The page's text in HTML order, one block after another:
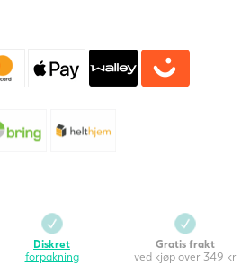
Diskret
forpakning
Gratis frakt
ved kjøp over 349 kr